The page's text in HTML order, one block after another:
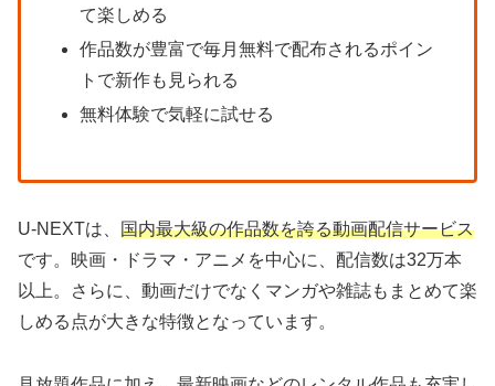
て楽しめる
作品数が豊富で毎月無料で配布されるポイン
トで新作も見られる
無料体験で気軽に試せる
U-NEXTは、 国内最大級の作品数を誇る動画配信サービス
です。映画・ドラマ・アニメを中心に、配信数は32万本
以上。さらに、動画だけでなくマンガや雑誌もまとめて楽
しめる点が大きな特徴となっています。